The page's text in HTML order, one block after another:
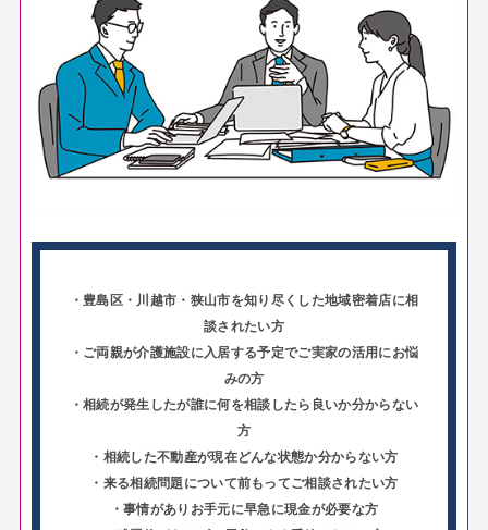
・豊島区・川越市・狭山市を知り尽くした地域密着店に相
談されたい方
・ご両親が介護施設に入居する予定でご実家の活用にお悩
みの方
・相続が発生したが誰に何を相談したら良いか分からない
方
・相続した不動産が現在どんな状態か分からない方
・来る相続問題について前もってご相談されたい方
・事情がありお手元に早急に現金が必要な方